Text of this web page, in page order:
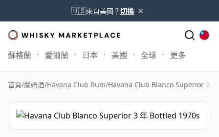
🇺🇸來自美國？切換 ×
蘇格蘭 愛爾蘭 日本 美國 全球 更多
首頁/蘭姆酒/Havana Club Rum/Havana Club Blanco Superior 3